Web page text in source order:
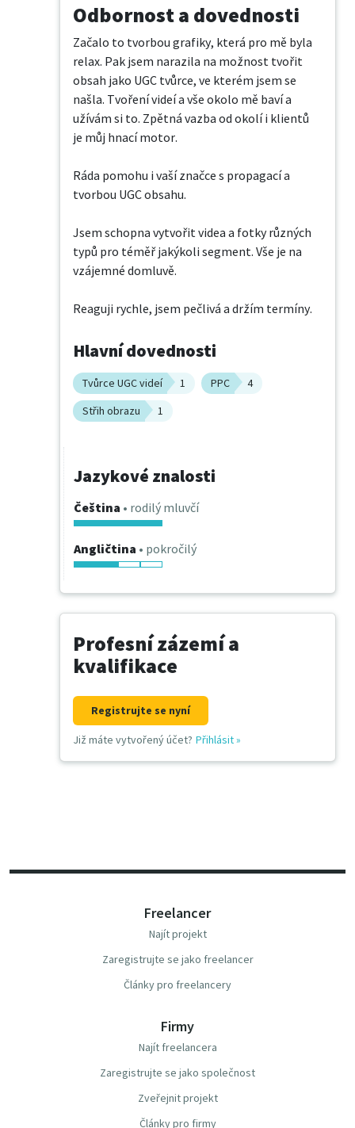
Odbornost a dovednosti
Začalo to tvorbou grafiky, která pro mě byla
relax. Pak jsem narazila na ​možnost tvořit
obsah jako UGC tvůrce, ve kterém jsem se ​
našla. Tvoření videí a vše okolo mě baví a
užívám si to. ​Zpětná vazba od okolí i klientů
je můj hnací motor.
Ráda pomohu i vaší značce s propagací a
tvorbou UGC obsahu.
Jsem schopna vytvořit videa a fotky různých
typů pro ​téměř jakýkoli segment. Vše je na
vzájemné domluvě.
Reaguji rychle, jsem pečlivá a držím termíny.
Hlavní dovednosti
Tvůrce UGC videí 1 PPC
4
Střih obrazu
1
Jazykové znalosti
Čeština • rodilý mluvčí
Angličtina • pokročilý
Profesní zázemí a
kvalifikace
Registrujte se nyní
Již máte vytvořený účet? Přihlásit»
Freelancer
Najít projekt
Zaregistrujte se jako freelancer
Články pro freelancery
Firmy
Najít freelancera
Zaregistrujte se jako společnost
Zveřejnit projekt
Články pro firmy